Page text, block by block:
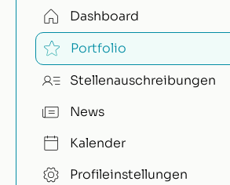
Dashboard
Portfolio
Stellenauschreibungen
News
Kalender
Profileinstellungen